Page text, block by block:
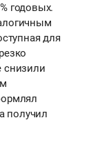
годовых.
для
снизили
получил